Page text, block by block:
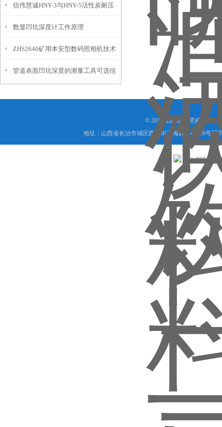
免测试过程中测针移动导致数据变动
信伟慧诚HNY-3与HNY-5活性炭耐压
强度测定仪技术参数！
数显凹坑深度计工作原理
ZHS2640矿用本安型数码照相机技术
参数！
管道表面凹坑深度的测量工具可选信
© 2018 山西信伟慧诚科技有
地址：山西省长治市城区西大街下梅辉坡小区8号写
晋公网安备